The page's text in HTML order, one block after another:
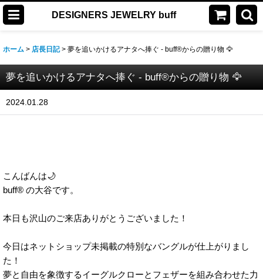
DESIGNERS JEWELRY buff
ホーム > 店長日記 > 夢を追いかけるアナタへ捧ぐ - buff®からの贈り物 🦅
夢を追いかけるアナタへ捧ぐ - buff®からの贈り物 🦅
2024.01.28
こんばんは🌙
buff® の大谷です。
本日も沢山のご来店ありがとうございました！
今日はネットショップ未掲載の特別なバングルが仕上がりまし
た！
夢と自由を象徴するイーグルクローとフェザーを組み合わせた力